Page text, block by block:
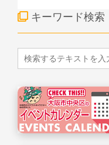
キーワード検索